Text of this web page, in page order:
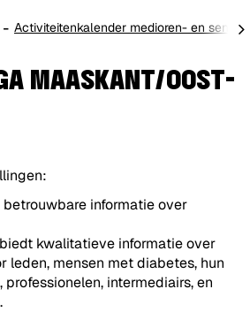
Activiteitenkalender medioren- en
MAASKANT/OOST-
betrouwbare informatie over
kwalitatieve informatie over
leden, mensen met diabetes, hun
intermediairs, en